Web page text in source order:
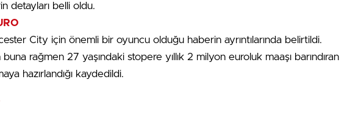
detayları belli oldu.
City için önemli bir oyuncu olduğu haberin ayrıntılarında belirtildi.
buna rağmen 27 yaşındaki stopere yıllık 2 milyon euroluk maaşı barındıran
hazırlandığı kaydedildi.